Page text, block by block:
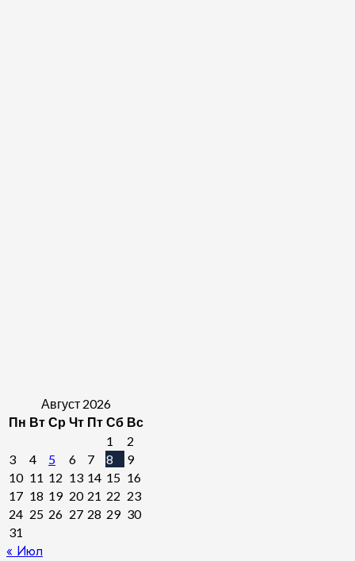
Август 2026
Пн Вт Ср Чт Пт Сб Вс
1
2
3
4 5 6 7 8
9
10 11 12 13 14 15 16
17 18 19 20 21 22 23
24 25 26 27 28 29 30
31
« Июл